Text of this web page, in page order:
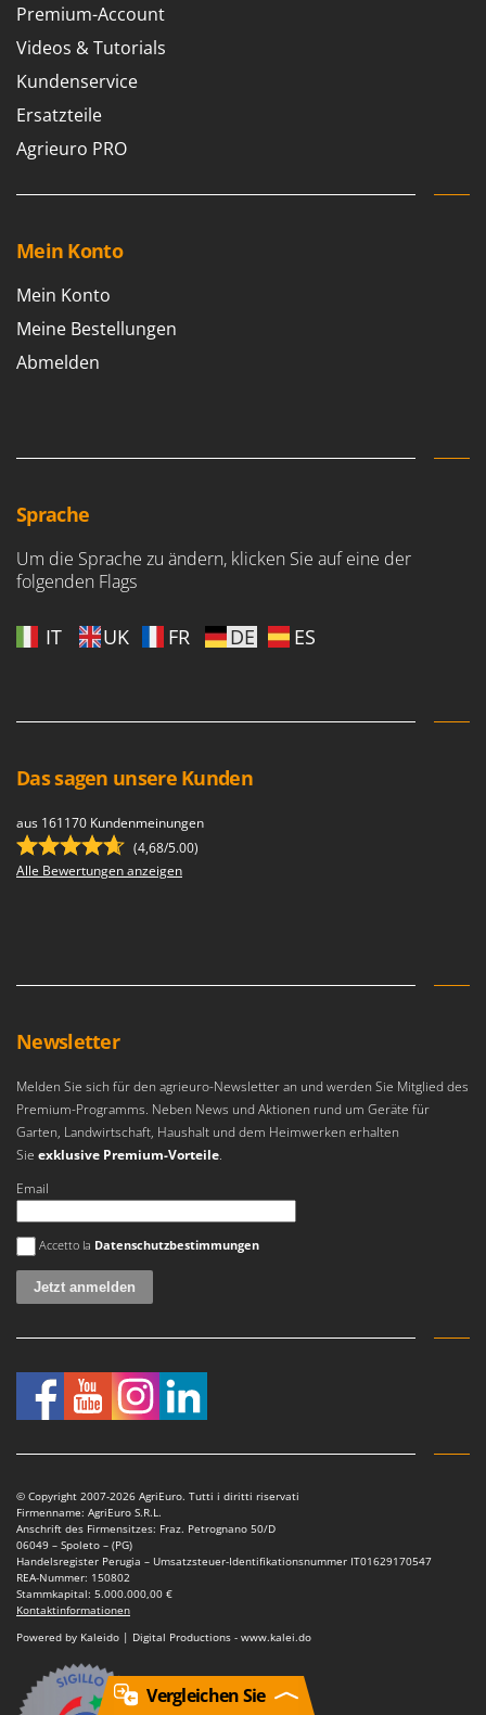
Premium-Account
Videos & Tutorials
Kundenservice
Ersatzteile
Agrieuro PRO
Mein Konto
Mein Konto
Meine Bestellungen
Abmelden
Sprache
Um die Sprache zu ändern, klicken Sie auf eine der
folgenden Flags
IT UK FR DE ES
Das sagen unsere Kunden
aus 161170 Kundenmeinungen
(4,68/5.00)
Alle Bewertungen anzeigen
Newsletter
Melden Sie sich für den agrieuro-Newsletter an und werden Sie Mitglied des
Premium-Programms. Neben News und Aktionen rund um Geräte für
Garten, Landwirtschaft, Haushalt und dem Heimwerken erhalten
Sie exklusive Premium-Vorteile.
Email
Es ist ein Fehler aufgetreten
Accetto la Datenschutzbestimmungen
© Copyright 2007-2026 AgriEuro. Tutti i diritti riservati
Firmenname: AgriEuro S.R.L.
Anschrift des Firmensitzes: Fraz. Petrognano 50/D
06049 – Spoleto – (PG)
Handelsregister Perugia – Umsatzsteuer-Identifikationsnummer IT01629170547
REA-Nummer: 150802
Stammkapital: 5.000.000,00 €
Kontaktinformationen
Powered by Kaleido | Digital Productions - www.kalei.do
Vergleichen Sie